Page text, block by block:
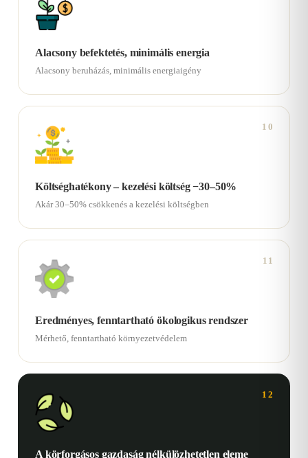
Alacsony befektetés, minimális energia
Alacsony beruházás, minimális energiaigény
10
Költséghatékony – kezelési költség −30–50%
Akár 30–50% csökkenés a kezelési költségben
11
Eredményes, fenntartható ökologikus rendszer
Mérhető, fenntartható környezetvédelem
12
A körforgásos gazdaság nélkülözhetetlen eleme